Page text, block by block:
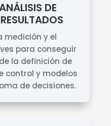
DE
medición y el
para conseguir
la definición de
control y modelos
de decisiones.